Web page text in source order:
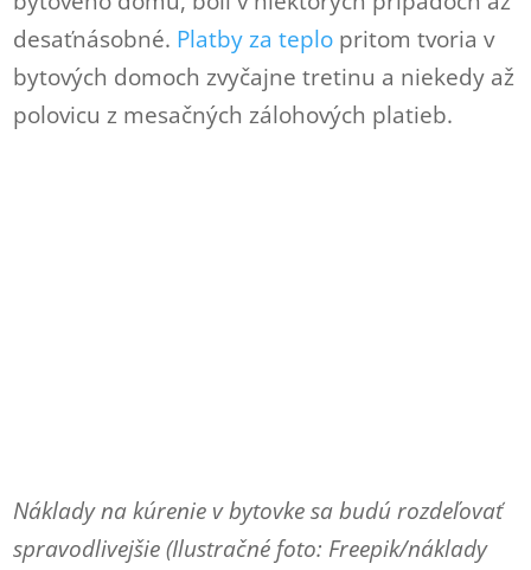
desaťnásobné. Platby za teplo pritom tvoria v
bytových domoch zvyčajne tretinu a niekedy až
polovicu z mesačných zálohových platieb.
Náklady na kúrenie v bytovke sa budú rozdeľovať
spravodlivejšie (Ilustračné foto: Freepik/náklady